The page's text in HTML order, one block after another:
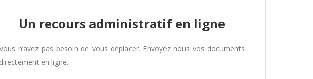
Un recours administratif en ligne
n’avez pas besoin de vous déplacer. Envoyez nous vos documents
directement en ligne.